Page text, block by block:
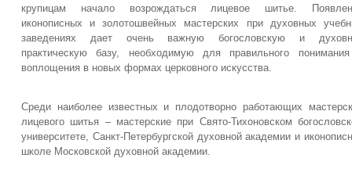
крупицам начало возрождаться лицевое шитье.
иконописных и золотошвейных мастерских при духовных
заведениях дает очень важную богословскую и
практическую базу, необходимую для правильного
воплощения в новых формах церковного искусства.
Среди наиболее известных и плодотворно работающих
лицевого шитья – мастерские при Свято-Тихоновском
университете, Санкт-Петербургской духовной академии и
школе Московской духовной академии.